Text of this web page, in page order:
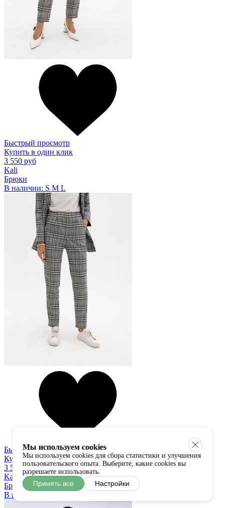
Быстрый просмотр
Купить в один клик
3 550 руб
Kali
Брюки
В наличии: S M L
Быстрый просмотр
Купить в один клик
3 550 руб
Kali
Брюки
В наличии:
Мы используем cookies
Мы используем cookies для сбора статистики и улучшения
пользовательского опыта. Выберите, какие cookies вы
разрешаете использовать.
Принять все Настройки